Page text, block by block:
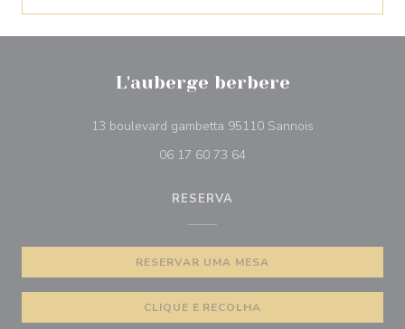
L'auberge berbere
13 boulevard gambetta 95110 Sannois
06 17 60 73 64
RESERVA
RESERVAR UMA MESA
CLIQUE E RECOLHA